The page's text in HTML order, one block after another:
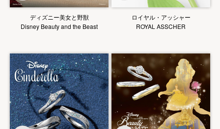
ディズニー美女と野獣
Disney Beauty and the Beast
ロイヤル・アッシャー
ROYAL ASSCHER